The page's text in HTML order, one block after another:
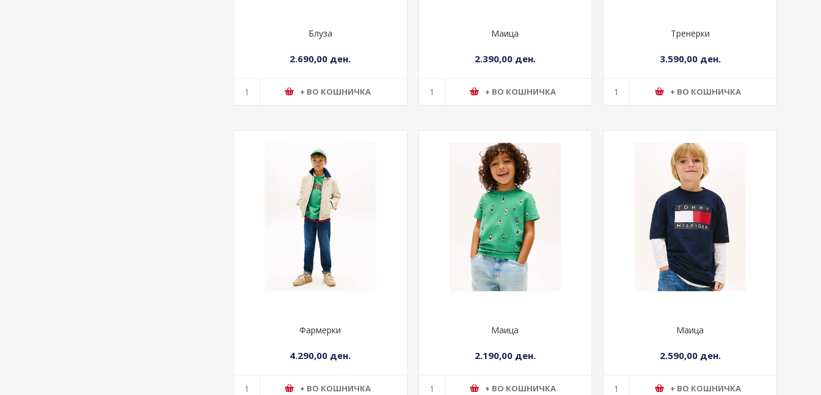
Блуза
2.690,00 ден.
+ ВО КОШНИЧКА
Маица
2.390,00 ден.
+ ВО КОШНИЧКА
Тренерки
3.590,00 ден.
+ ВО КОШНИЧКА
Фармерки
4.290,00 ден.
+ ВО КОШНИЧКА
Маица
2.190,00 ден.
+ ВО КОШНИЧКА
Маица
2.590,00 ден.
+ ВО КОШНИЧКА